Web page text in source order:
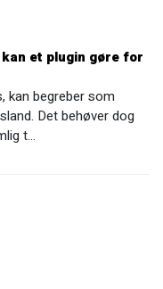
et plugin gøre for
kan begreber som
Det behøver dog
t…